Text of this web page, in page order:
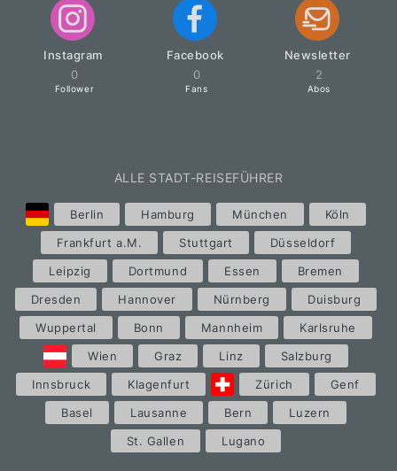
Instagram
0
Follower
Facebook
0
Fans
Newsletter
2
Abos
ALLE STADT-REISEFÜHRER
Berlin Hamburg München
Köln
Frankfurt a.M.
Stuttgart
Düsseldorf
Leipzig
Dortmund Essen
Bremen
Dresden
Hannover Nürnberg
Duisburg
Wuppertal
Bonn Mannheim
Karlsruhe
Wien
Graz Linz
Salzburg
Innsbruck
Klagenfurt Zürich
Genf
Basel
Lausanne Bern
Luzern
St. Gallen
Lugano